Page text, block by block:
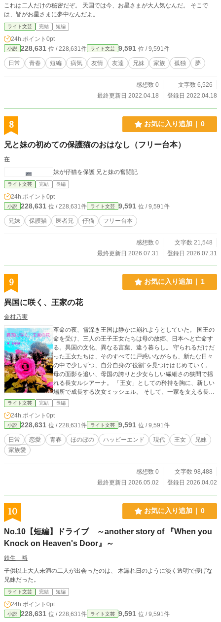
これは二人だけの秘密だぞ。 天国では今、お星さまが大人気なんだ。 そこで
は、皆がお星さまに夢中なんだよ。
ライト文芸 完結 短編
24h.ポイント 0pt
小説 228,631 位 / 228,631件 ライト文芸 9,591 位 / 9,591件
日常 青春 短編 病気 友情 友達 兄妹 家族 孤独 夢
感想数 0
文字数 6,526
最終更新日 2022.04.18
登録日 2022.04.18
8 お気に入り追加 0
兄と妹の初めての保護猫のおはなし（フリー台本）
在
妹が仔猫を保護 兄と妹の奮闘記
ライト文芸 完結 長編
24h.ポイント 0pt
小説 228,631 位 / 228,631件 ライト文芸 9,591 位 / 9,591件
兄妹 保護猫 医者兄 仔猫 フリー台本
感想数 0
文字数 21,548
最終更新日 2026.07.31
登録日 2026.07.31
9 お気に入り追加 1
異国に咲く、王家の花
金柑乃実
革命の夜、雪深き王国は静かに崩れようとしていた。 国王の
命を受け、三人の王子王女たちは母の故郷、日本へと亡命す
る。異国の文化、異なる言葉、違う暮らし。 守られるだけだ
った王女たちは、そのすべてに戸惑いながらも、新たな日々
の中で少しずつ、自分自身の“役割”を見つけはじめていく。
母の面影を追い、母国の誇りと少女らしい繊細さの狭間で揺
れる長女ルシアーナ。 「王女」としての矜持を胸に、新しい
場所で成長する次女ミッシェル。 そして、一家を支える長男
ジェラードは、まだ幼い妹たちの背中を、静かに、そして確
かに押していく。 家族の絆、異文化との出会い、忘れられた
日常の温かさ。 遠い祖国を離れても、王家の花は新しい地に
根を張り、咲こうとしていた。 これは、異国に咲いた王家の
花が、いつかこの地で誇りを持って咲き誇るまでの、少し切
なくて暖かい、家族と成長の物語。 作
ライト文芸 完結 長編
24h.ポイント 0pt
小説 228,631 位 / 228,631件 ライト文芸 9,591 位 / 9,591件
日常 恋愛 青春 ほのぼの ハッピーエンド 現代 王女
兄妹
家族愛
感想数 0
文字数 98,488
最終更新日 2026.05.02
登録日 2026.04.02
10 お気に入り追加 0
No.10【短編】ドライブ ～another story of 『When you
Knock on Heaven's Door』～
鉄生 裕
子供以上大人未満の二人が出会ったのは、 木漏れ日のように淡く透明で儚げな
兄妹だった。
ライト文芸 完結 短編
24h.ポイント 0pt
小説 228,631 位 / 228,631件 ライト文芸 9,591 位 / 9,591件